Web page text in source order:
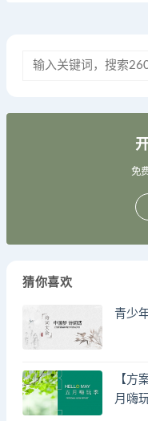
免
猜你喜欢
青少
【方
月嗨